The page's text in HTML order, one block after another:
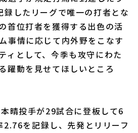
録したリーグで唯一の打者とな
首位打者を獲得する出色の活
事情に応じて内外野をこなす
ィとして、今季も攻守にわた
躍動を見せてほしいところ
晴投手が29試合に登板して6
を記録し、先発とリリーフ